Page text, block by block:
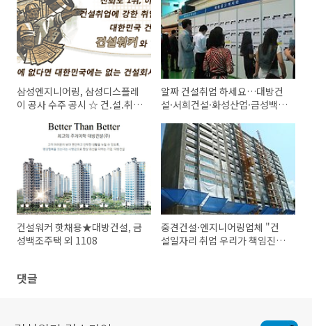
삼성엔지니어링, 삼성디스플레
이 공사 수주 공시 ☆ 건.설.취.
알짜 건설취업 하세요…대방건
설·서희건설·화성산업·금성백
건설워커 핫채용★대방건설, 금
성백조주택 외 1108
중견건설·엔지니어링업체 "건
설일자리 취업 우리가 책임진
댓글